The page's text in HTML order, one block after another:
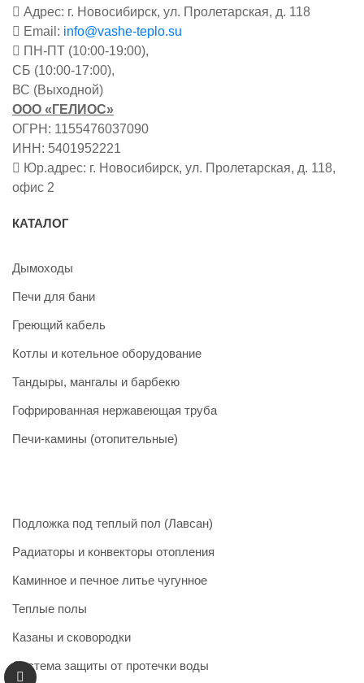
Адрес: г. Новосибирск, ул. Пролетарская, д. 118
Email: info@vashe-teplo.su
ПН-ПТ (10:00-19:00),
СБ (10:00-17:00),
ВС (Выходной)
ООО «ГЕЛИОС»
ОГРН: 1155476037090
ИНН: 5401952221
Юр.адрес: г. Новосибирск, ул. Пролетарская, д. 118,
офис 2
КАТАЛОГ
Дымоходы
Печи для бани
Греющий кабель
Котлы и котельное оборудование
Тандыры, мангалы и барбекю
Гофрированная нержавеющая труба
Печи-камины (отопительные)
Подложка под теплый пол (Лавсан)
Радиаторы и конвекторы отопления
Каминное и печное литье чугунное
Теплые полы
Казаны и сковородки
Система защиты от протечки воды